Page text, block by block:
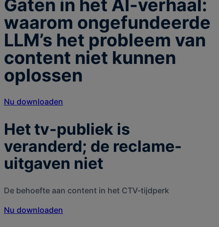
Gaten in het AI-verhaal:
waarom ongefundeerde
LLM’s het probleem van
content niet kunnen
oplossen
Nu downloaden
Het tv-publiek is
veranderd; de reclame-
uitgaven niet
De behoefte aan content in het CTV-tijdperk
Nu downloaden